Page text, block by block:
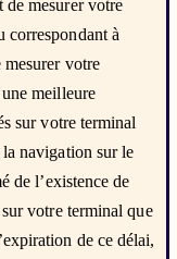
de mesurer votre
correspondant à
votre
meilleure
sur votre terminal
navigation sur le
de l’existence de
votre terminal que
de ce délai,